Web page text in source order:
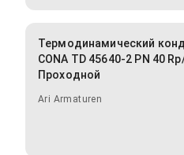
Термодинамический
CONA TD 45640-2 PN 40
Проходной
Ari Armaturen